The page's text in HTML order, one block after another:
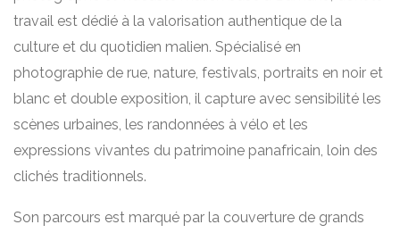
travail est dédié à la valorisation authentique de la
culture et du quotidien malien. Spécialisé en
photographie de rue, nature, festivals, portraits en noir et
blanc et double exposition, il capture avec sensibilité les
scènes urbaines, les randonnées à vélo et les
expressions vivantes du patrimoine panafricain, loin des
clichés traditionnels.
Son parcours est marqué par la couverture de grands